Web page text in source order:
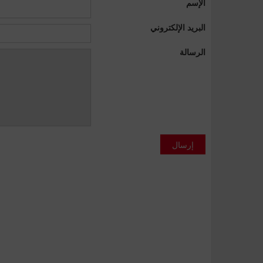
البريد الإلكتروني
الرسالة
إرسال